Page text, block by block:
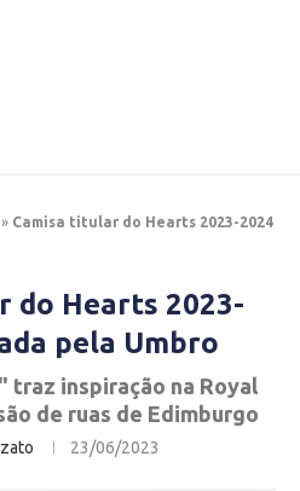
» Camisa titular do Hearts 2023-2024
do Hearts 2023-
pela Umbro
traz inspiração na Royal
de ruas de Edimburgo
23/06/2023